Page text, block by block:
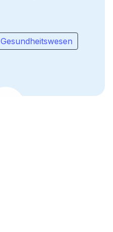
Gesundheitswesen